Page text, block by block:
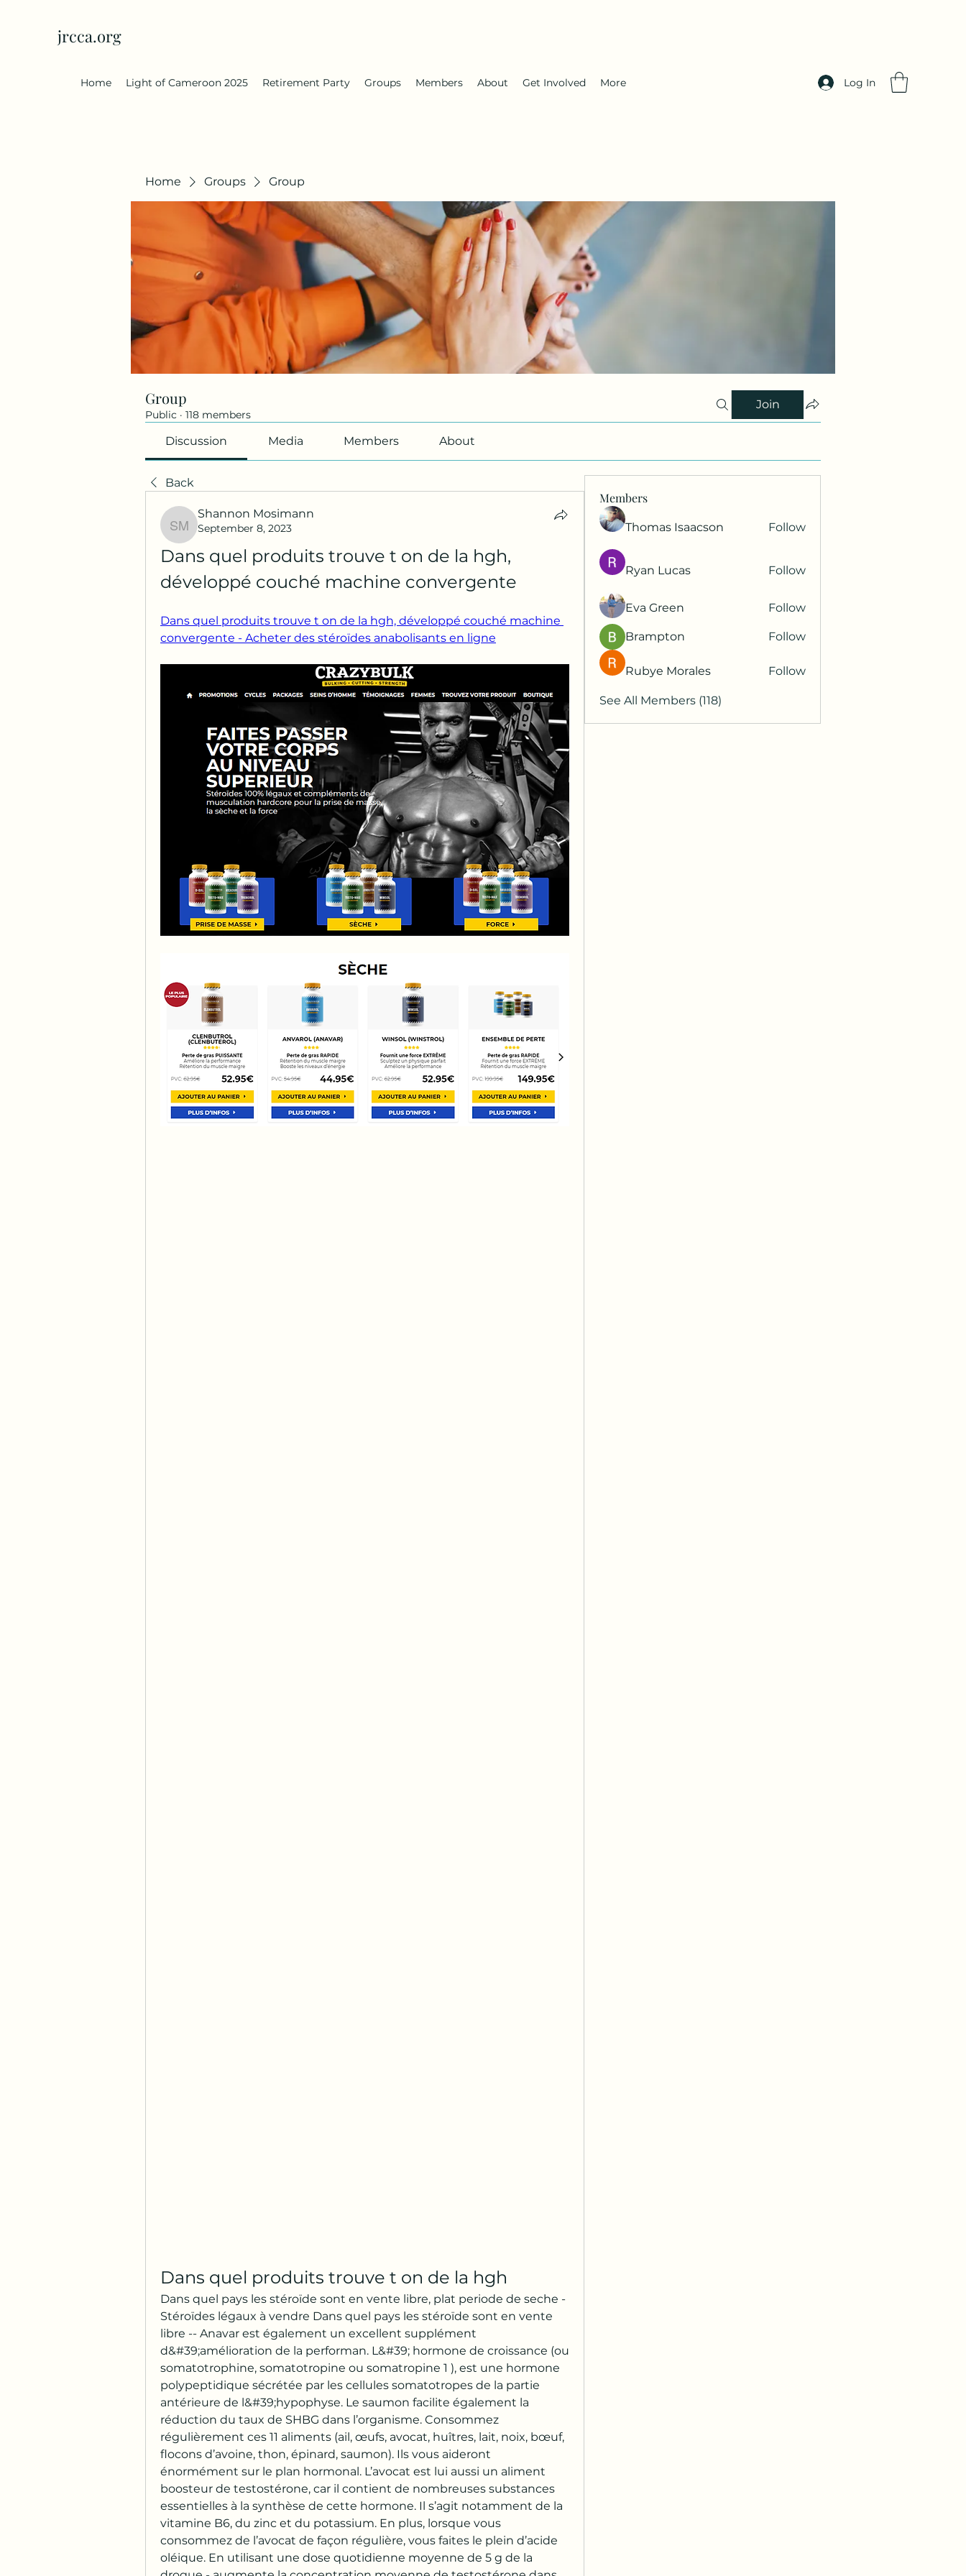
jrcca.org
Home Light of Cameroon 2025 Retirement Party Groups Members About Get Involved More Log In
Home Groups Group
Group
Public · 118 members
Join
Discussion Media Members About
Back
Shannon Mosimann
Shannon Mosimann
September 8, 2023
Dans quel produits trouve t on de la hgh,
développé couché machine convergente
Dans quel produits trouve t on de la hgh, développé couché machine
convergente - Acheter des stéroïdes anabolisants en ligne
Dans quel produits trouve t on de la hgh
Dans quel pays les stéroïde sont en vente libre, plat periode de seche -
Stéroïdes légaux à vendre Dans quel pays les stéroïde sont en vente
libre -- Anavar est également un excellent supplément
d&#39;amélioration de la performan. L&#39; hormone de croissance (ou
somatotrophine, somatotropine ou somatropine 1 ), est une hormone
polypeptidique sécrétée par les cellules somatotropes de la partie
antérieure de l&#39;hypophyse. Le saumon facilite également la
réduction du taux de SHBG dans l’organisme. Consommez
régulièrement ces 11 aliments (ail, œufs, avocat, huîtres, lait, noix, bœuf,
flocons d’avoine, thon, épinard, saumon). Ils vous aideront
énormément sur le plan hormonal. L’avocat est lui aussi un aliment
boosteur de testostérone, car il contient de nombreuses substances
essentielles à la synthèse de cette hormone. Il s’agit notamment de la
vitamine B6, du zinc et du potassium. En plus, lorsque vous
consommez de l’avocat de façon régulière, vous faites le plein d’acide
oléique. En utilisant une dose quotidienne moyenne de 5 g de la
Members
Thomas Isaacson Follow
Ryan Lucas Follow
Eva Green Follow
Brampton Follow
Rubye Morales Follow
See All Members (118)